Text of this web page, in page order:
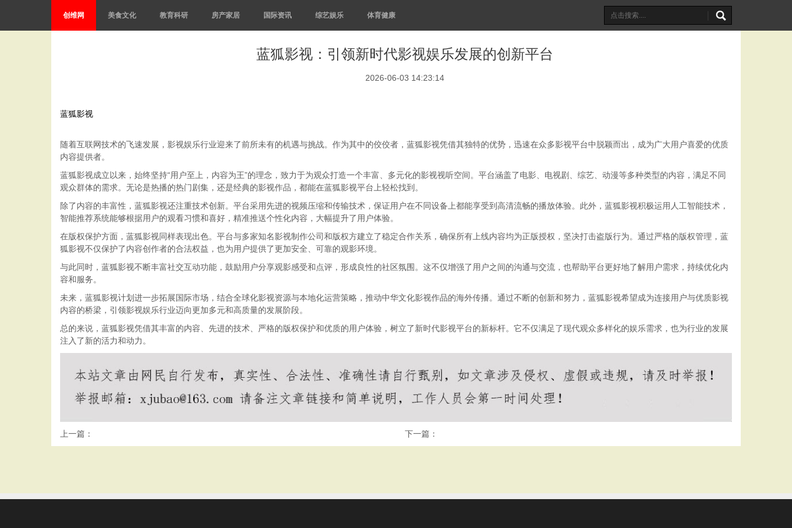
创维网 美食文化 教育科研 房产家居 国际资讯 综艺娱乐 体育健康
蓝狐影视：引领新时代影视娱乐发展的创新平台
2026-06-03 14:23:14
蓝狐影视
随着互联网技术的飞速发展，影视娱乐行业迎来了前所未有的机遇与挑战。作为其中的佼佼者，蓝狐影视凭借其独特的优势，迅速在众多影视平台中脱颖而出，成为广大用户喜爱的优质
内容提供者。
蓝狐影视成立以来，始终坚持“用户至上，内容为王”的理念，致力于为观众打造一个丰富、多元化的影视视听空间。平台涵盖了电影、电视剧、综艺、动漫等多种类型的内容，满足不同
观众群体的需求。无论是热播的热门剧集，还是经典的影视作品，都能在蓝狐影视平台上轻松找到。
除了内容的丰富性，蓝狐影视还注重技术创新。平台采用先进的视频压缩和传输技术，保证用户在不同设备上都能享受到高清流畅的播放体验。此外，蓝狐影视积极运用人工智能技术，
智能推荐系统能够根据用户的观看习惯和喜好，精准推送个性化内容，大幅提升了用户体验。
在版权保护方面，蓝狐影视同样表现出色。平台与多家知名影视制作公司和版权方建立了稳定合作关系，确保所有上线内容均为正版授权，坚决打击盗版行为。通过严格的版权管理，蓝
狐影视不仅保护了内容创作者的合法权益，也为用户提供了更加安全、可靠的观影环境。
与此同时，蓝狐影视不断丰富社交互动功能，鼓励用户分享观影感受和点评，形成良性的社区氛围。这不仅增强了用户之间的沟通与交流，也帮助平台更好地了解用户需求，持续优化内
容和服务。
未来，蓝狐影视计划进一步拓展国际市场，结合全球化影视资源与本地化运营策略，推动中华文化影视作品的海外传播。通过不断的创新和努力，蓝狐影视希望成为连接用户与优质影视
内容的桥梁，引领影视娱乐行业迈向更加多元和高质量的发展阶段。
总的来说，蓝狐影视凭借其丰富的内容、先进的技术、严格的版权保护和优质的用户体验，树立了新时代影视平台的新标杆。它不仅满足了现代观众多样化的娱乐需求，也为行业的发展
注入了新的活力和动力。
上一篇： 下一篇：